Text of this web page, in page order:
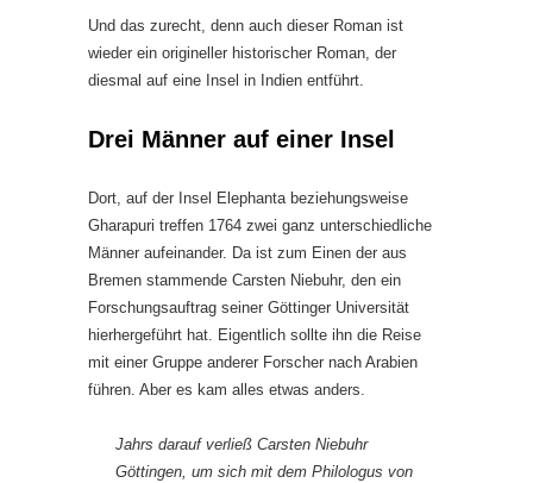
Und das zurecht, denn auch dieser Roman ist
wieder ein origineller historischer Roman, der
diesmal auf eine Insel in Indien entführt.
Drei Männer auf einer Insel
Dort, auf der Insel Elephanta beziehungsweise
Gharapuri treffen 1764 zwei ganz unterschiedliche
Männer aufeinander. Da ist zum Einen der aus
Bremen stammende Carsten Niebuhr, den ein
Forschungsauftrag seiner Göttinger Universität
hierhergeführt hat. Eigentlich sollte ihn die Reise
mit einer Gruppe anderer Forscher nach Arabien
führen. Aber es kam alles etwas anders.
Jahrs darauf verließ Carsten Niebuhr
Göttingen, um sich mit dem Philologus von